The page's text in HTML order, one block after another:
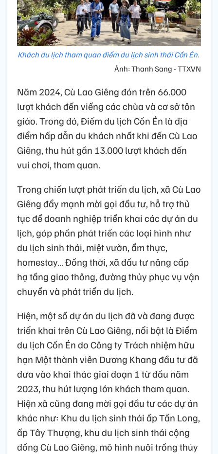
Khách du lịch tham quan điểm du lịch sinh thái Cồn Én.
Ảnh: Thanh Sang - TTXVN
Năm 2024, Cù Lao Giêng đón trên 66.000
lượt khách đến viếng các chùa và cơ sở tôn
giáo. Trong đó, Điểm du lịch Cồn Én là địa
điểm hấp dẫn du khách nhất khi đến Cù Lao
Giêng, thu hút gần 13.000 lượt khách đến
vui chơi, tham quan.
Trong chiến lượt phát triển du lịch, xã Cù Lao
Giêng đẩy mạnh mời gọi đầu tư, hỗ trợ thủ
tục để doanh nghiệp triển khai các dự án du
lịch, góp phần phát triển các loại hình như
du lịch sinh thái, miệt vườn, ẩm thực,
homestay… Đồng thời, xã đầu tư nâng cấp
hạ tầng giao thông, đường thủy phục vụ vận
chuyển và phát triển du lịch.
Hiện, một số dự án du lịch đã và đang được
triển khai trên Cù Lao Giêng, nổi bật là Điểm
du lịch Cồn Én do Công ty Trách nhiệm hữu
hạn Một thành viên Dương Khang đầu tư đã
đưa vào khai thác giai đoạn 1 từ đầu năm
2023, thu hút lượng lớn khách tham quan.
Hiện xã cũng đang mời gọi đầu tư các dự án
khác như: Khu du lịch sinh thái ấp Tấn Long,
ấp Tây Thượng, khu du lịch sinh thái cộng
đồng Cù Lao Giêng, mô hình nuôi trồng thủy